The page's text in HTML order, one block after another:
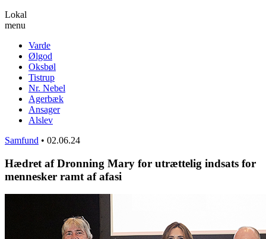
Lokal
menu
Varde
Ølgod
Oksbøl
Tistrup
Nr. Nebel
Agerbæk
Ansager
Alslev
Samfund • 02.06.24
Hædret af Dronning Mary for utrættelig indsats for
mennesker ramt af afasi